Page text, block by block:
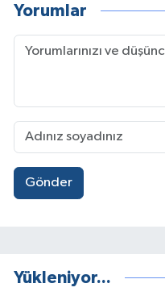
Yorumlar
Gönder
Yükleniyor...